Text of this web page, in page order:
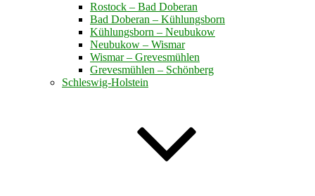
Rostock – Bad Doberan
Bad Doberan – Kühlungsborn
Kühlungsborn – Neubukow
Neubukow – Wismar
Wismar – Grevesmühlen
Grevesmühlen – Schönberg
Schleswig-Holstein